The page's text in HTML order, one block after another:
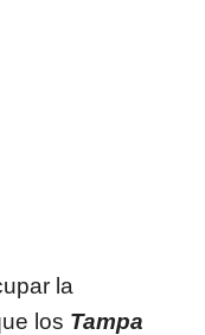
la
los Tampa